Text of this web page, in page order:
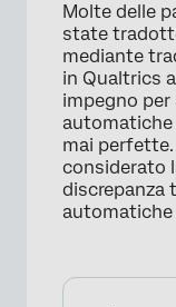
Molte delle
state
mediante
in Qualtrics
impegno per
mai
considerato
discrepanza
automatiche